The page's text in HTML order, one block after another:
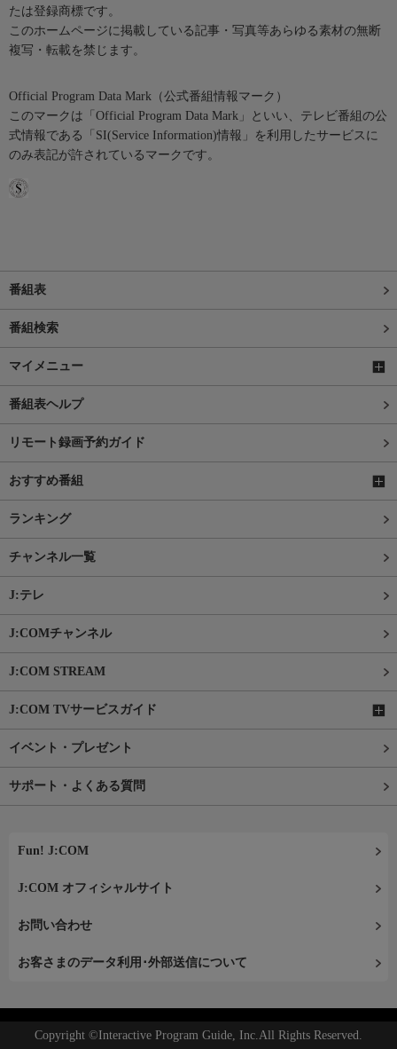
たは登録商標です。
このホームページに掲載している記事・写真等あらゆる素材の無断
複写・転載を禁じます。
Official Program Data Mark（公式番組情報マーク）
このマークは「Official Program Data Mark」といい、テレビ番組の公
式情報である「SI(Service Information)情報」を利用したサービスに
のみ表記が許されているマークです。
番組表
番組検索
マイメニュー
番組表ヘルプ
リモート録画予約ガイド
おすすめ番組
ランキング
チャンネル一覧
J:テレ
J:COMチャンネル
J:COM STREAM
J:COM TVサービスガイド
イベント・プレゼント
サポート・よくある質問
Fun! J:COM
J:COM オフィシャルサイト
お問い合わせ
お客さまのデータ利用･外部送信について
Copyright ©Interactive Program Guide, Inc.All Rights Reserved.